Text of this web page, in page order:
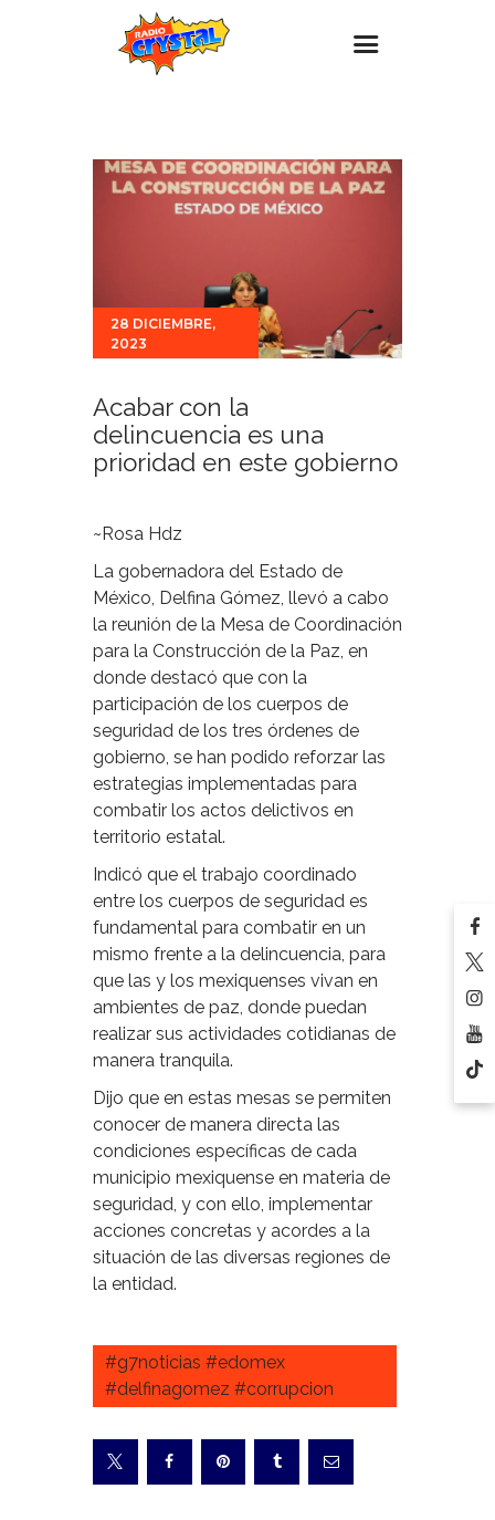
Estaciones
Para ti
Contacto
28 DICIEMBRE,
2023
Acabar con la
delincuencia es una
prioridad en este gobierno
~Rosa Hdz
La gobernadora del Estado de
México, Delfina Gómez, llevó a cabo
la reunión de la Mesa de Coordinación
para la Construcción de la Paz, en
donde destacó que con la
participación de los cuerpos de
seguridad de los tres órdenes de
gobierno, se han podido reforzar las
estrategias implementadas para
combatir los actos delictivos en
territorio estatal.
Indicó que el trabajo coordinado
entre los cuerpos de seguridad es
fundamental para combatir en un
mismo frente a la delincuencia, para
que las y los mexiquenses vivan en
ambientes de paz, donde puedan
realizar sus actividades cotidianas de
manera tranquila.
Dijo que en estas mesas se permiten
conocer de manera directa las
condiciones específicas de cada
municipio mexiquense en materia de
seguridad, y con ello, implementar
acciones concretas y acordes a la
situación de las diversas regiones de
la entidad.
#g7noticias #edomex
#delfinagomez #corrupcion